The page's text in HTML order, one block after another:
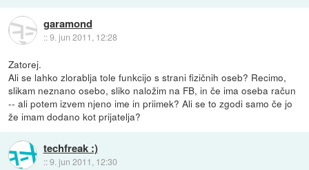
garamond
::9. jun 2011, 12:28
Zatorej.
Ali se lahko zlorablja tole funkcijo s strani fizičnih oseb? Recimo,
slikam neznano osebo, sliko naložim na FB, in če ima oseba račun
-- ali potem izvem njeno ime in priimek? Ali se to zgodi samo če jo
že imam dodano kot prijatelja?
techfreak :)
::9. jun 2011, 12:30